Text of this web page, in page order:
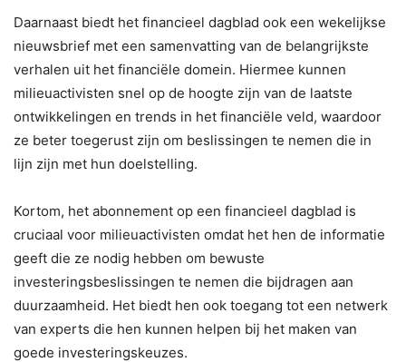
Daarnaast biedt het financieel dagblad ook een wekelijkse
nieuwsbrief met een samenvatting van de belangrijkste
verhalen uit het financiële domein. Hiermee kunnen
milieuactivisten snel op de hoogte zijn van de laatste
ontwikkelingen en trends in het financiële veld, waardoor
ze beter toegerust zijn om beslissingen te nemen die in
lijn zijn met hun doelstelling.
Kortom, het abonnement op een financieel dagblad is
cruciaal voor milieuactivisten omdat het hen de informatie
geeft die ze nodig hebben om bewuste
investeringsbeslissingen te nemen die bijdragen aan
duurzaamheid. Het biedt hen ook toegang tot een netwerk
van experts die hen kunnen helpen bij het maken van
goede investeringskeuzes.